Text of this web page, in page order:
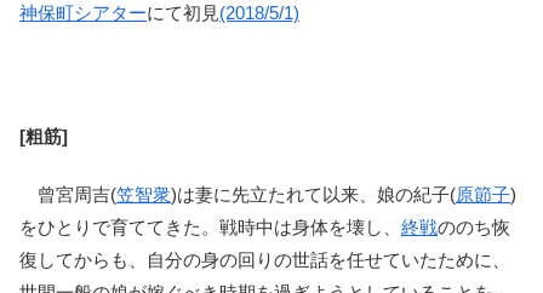
神保町シアターにて初見(2018/5/1)
[粗筋]
曾宮周吉(笠智衆)は妻に先立たれて以来、娘の紀子(原節子)
をひとりで育ててきた。戦時中は身体を壊し、 終戦ののち恢
復してからも、自分の身の回りの世話を任せていたために、